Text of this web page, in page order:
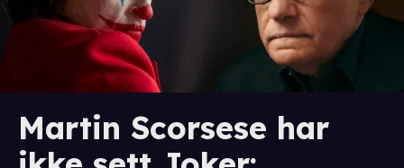
Martin Scorsese har